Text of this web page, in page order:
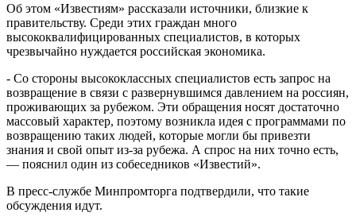
Об этом «Известиям» рассказали источники, близкие к
правительству. Среди этих граждан много
высококвалифицированных специалистов, в которых
чрезвычайно нуждается российская экономика.
- Со стороны высококлассных специалистов есть запрос на
возвращение в связи с развернувшимся давлением на россиян,
проживающих за рубежом. Эти обращения носят достаточно
массовый характер, поэтому возникла идея с программами по
возвращению таких людей, которые могли бы привезти
знания и свой опыт из-за рубежа. А спрос на них точно есть,
— пояснил один из собеседников «Известий».
В пресс-службе Минпромторга подтвердили, что такие
обсуждения идут.